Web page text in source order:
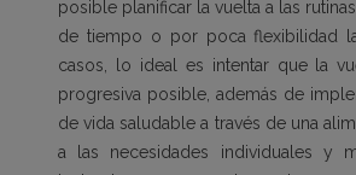
posible planificar la vuelta a las
de tiempo o por poca flexibilidad
casos, lo ideal es intentar que la
progresiva posible, además de
de vida saludable a través de una
a las necesidades individuales y